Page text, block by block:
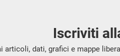
Iscriviti
articoli, dati, grafici e mappe